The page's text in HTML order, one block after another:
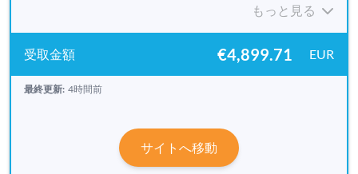
もっと見る
€4,899.71 EUR
最終更新: 4時間前
サイトへ移動